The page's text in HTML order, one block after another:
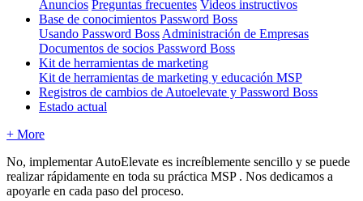
Anuncios Preguntas frecuentes Videos instructivos
Base de conocimientos Password Boss
Usando Password Boss Administración de Empresas
Documentos de socios Password Boss
Kit de herramientas de marketing
Kit de herramientas de marketing y educación MSP
Registros de cambios de Autoelevate y Password Boss
Estado actual
+ More
No, implementar AutoElevate es increíblemente sencillo y se puede
realizar rápidamente en toda su práctica MSP . Nos dedicamos a
apoyarle en cada paso del proceso.